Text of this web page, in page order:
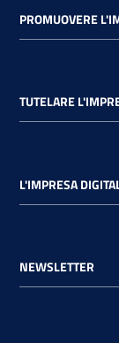
PROMUOVERE
TUTELARE
L'IMPRESA
NEWSLETTER